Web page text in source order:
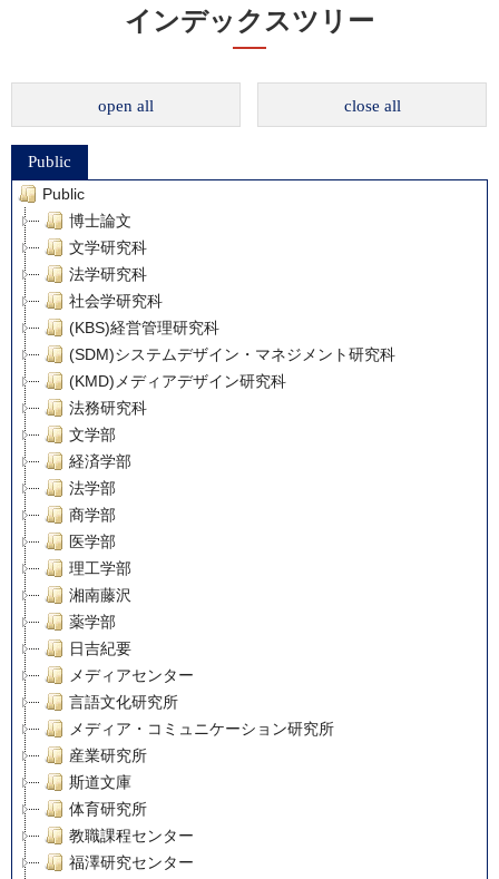
インデックスツリー
open all close all
Public
Public
博士論文
文学研究科
法学研究科
社会学研究科
(KBS)経営管理研究科
(SDM)システムデザイン・マネジメント研究科
(KMD)メディアデザイン研究科
法務研究科
文学部
経済学部
法学部
商学部
医学部
理工学部
湘南藤沢
薬学部
日吉紀要
メディアセンター
言語文化研究所
メディア・コミュニケーション研究所
産業研究所
斯道文庫
体育研究所
教職課程センター
福澤研究センター